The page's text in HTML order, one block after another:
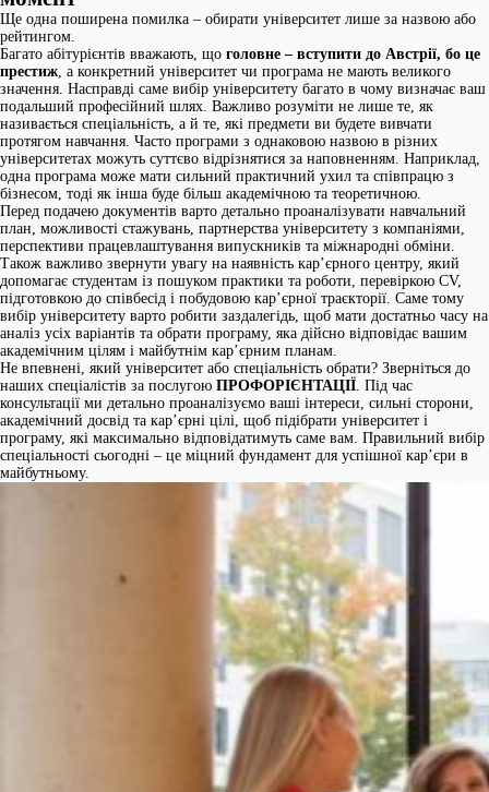
Ще одна поширена помилка – обирати університет лише за назвою або
рейтингом.
Багато абітурієнтів вважають, що головне – вступити до Австрії, бо це
престиж, а конкретний університет чи програма не мають великого
значення. Насправді саме вибір університету багато в чому визначає ваш
подальший професійний шлях. Важливо розуміти не лише те, як
називається спеціальність, а й те, які предмети ви будете вивчати
протягом навчання. Часто програми з однаковою назвою в різних
університетах можуть суттєво відрізнятися за наповненням. Наприклад,
одна програма може мати сильний практичний ухил та співпрацю з
бізнесом, тоді як інша буде більш академічною та теоретичною.
Перед подачею документів варто детально проаналізувати навчальний
план, можливості стажувань, партнерства університету з компаніями,
перспективи працевлаштування випускників та міжнародні обміни.
Також важливо звернути увагу на наявність кар’єрного центру, який
допомагає студентам із пошуком практики та роботи, перевіркою CV,
підготовкою до співбесід і побудовою кар’єрної траєкторії. Саме тому
вибір університету варто робити заздалегідь, щоб мати достатньо часу на
аналіз усіх варіантів та обрати програму, яка дійсно відповідає вашим
академічним цілям і майбутнім кар’єрним планам.
Не впевнені, який університет або спеціальність обрати? Зверніться до
наших спеціалістів за послугою ПРОФОРІЄНТАЦІЇ. Під час
консультації ми детально проаналізуємо ваші інтереси, сильні сторони,
академічний досвід та кар’єрні цілі, щоб підібрати університет і
програму, які максимально відповідатимуть саме вам. Правильний вибір
спеціальності сьогодні – це міцний фундамент для успішної кар’єри в
майбутньому.